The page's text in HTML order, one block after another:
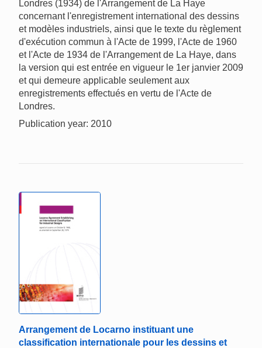
Londres (1934) de l'Arrangement de La Haye
concernant l'enregistrement international des dessins
et modèles industriels, ainsi que le texte du règlement
d'exécution commun à l'Acte de 1999, l'Acte de 1960
et l'Acte de 1934 de l'Arrangement de La Haye, dans
la version qui est entrée en vigueur le 1er janvier 2009
et qui demeure applicable seulement aux
enregistrements effectués en vertu de l'Acte de
Londres.
Publication year: 2010
Arrangement de Locarno instituant une
classification internationale pour les dessins et